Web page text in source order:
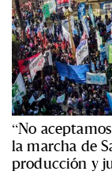
“No
la marcha de
producción y